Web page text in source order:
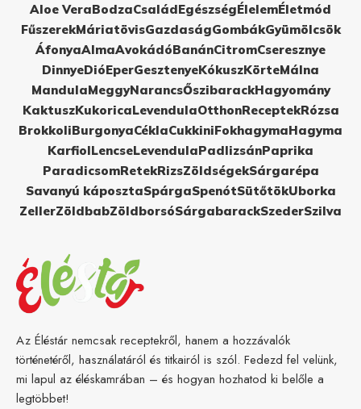
Aloe VeraBodzaCsaládEgészségÉlelemÉletmód
FűszerekMáriatövisGazdaságGombákGyümölcsök
ÁfonyaAlmaAvokádóBanánCitromCseresznye
DinnyeDióEperGesztenyeKókuszKörteMálna
MandulaMeggyNarancsŐszibarackHagyomány
KaktuszKukoricaLevendulaOtthonReceptekRózsa
BrokkoliBurgonyaCéklaCukkiniFokhagymaHagyma
KarfiolLencseLevendulaPadlizsánPaprika
ParadicsomRetekRizsZöldségekSárgarépa
Savanyú káposztaSpárgaSpenótSütőtökUborka
ZellerZöldbabZöldborsóSárgabarackSzederSzilva
Az Éléstár nemcsak receptekről, hanem a hozzávalók
történetéről, használatáról és titkairól is szól. Fedezd fel velünk,
mi lapul az éléskamrában – és hogyan hozhatod ki belőle a
legtöbbet!